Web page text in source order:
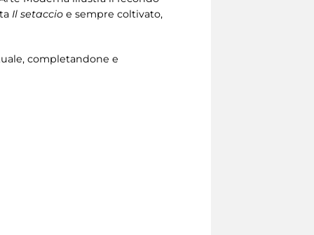
Il setaccio e sempre coltivato,
completandone e